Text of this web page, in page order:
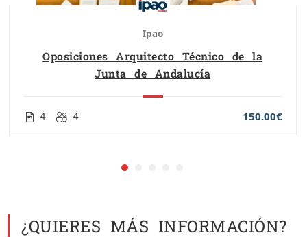
Ipao
Oposiciones Arquitecto Técnico de la
Junta de Andalucía
4 4 150.00€
¿QUIERES MÁS INFORMACIÓN?